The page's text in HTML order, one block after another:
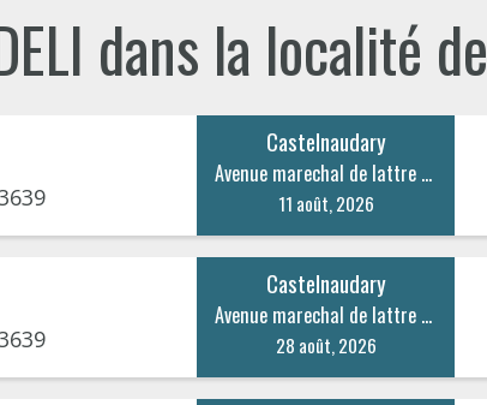
dans la localité
Castelnaudary
Avenue marechal de lattre de tassigny 1
11 août, 2026
Castelnaudary
Avenue marechal de lattre de tassigny 1
28 août, 2026